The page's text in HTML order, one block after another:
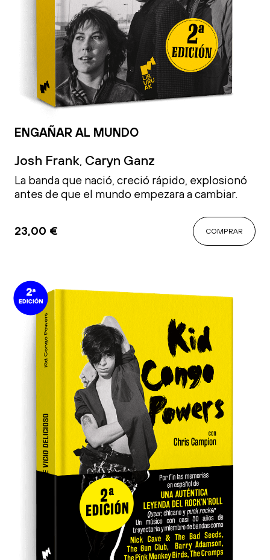
ENGAÑAR AL MUNDO
Josh Frank Caryn Ganz
La banda que nació, creció rápido, explosionó
antes de que el mundo empezara a cambiar.
23,00 € COMPRAR